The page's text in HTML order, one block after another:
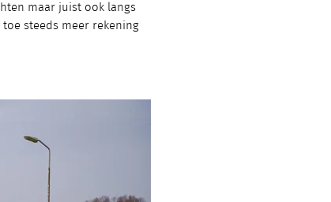
maar juist ook langs
steeds meer rekening